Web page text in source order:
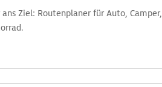
Ziel: Routen­planer für Auto, Camper,